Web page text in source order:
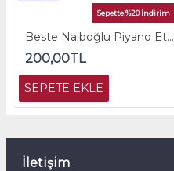
Sepette %20 İndirim
Beste Naiboğlu Piyano Etütleri
200,00TL
SEPETE EKLE
İletişim